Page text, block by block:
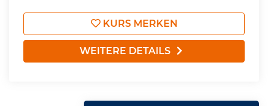
KURS MERKEN
WEITERE DETAILS